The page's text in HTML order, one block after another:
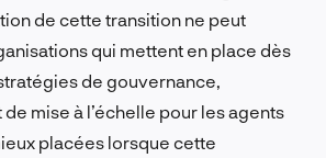
de cette transition ne peut
qui mettent en place dès
de gouvernance,
mise à l’échelle pour les agents
placées lorsque cette